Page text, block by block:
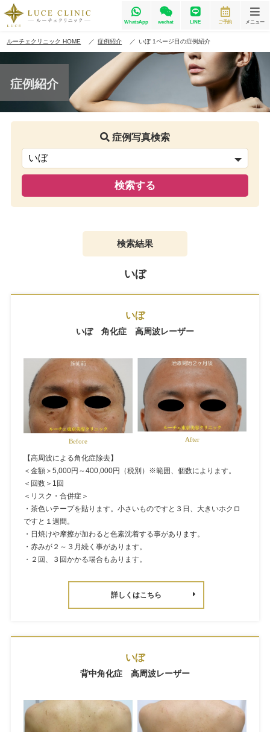
メニュー
ご予約
LINE
wechat
WhatsApp
ルーチェクリニック HOME 症例紹介 いぼ 1ページ目の症例紹介
症例紹介
症例写真検索
検索結果
いぼ
いぼ
いぼ 角化症 高周波レーザー
Before After
【高周波による角化症除去】
＜金額＞5,000円～400,000円（税別）※範囲、個数によります。
＜回数＞1回
＜リスク・合併症＞
・茶色いテープを貼ります。小さいものですと３日、大きいホクロ
ですと１週間。
・日焼けや摩擦が加わると色素沈着する事があります。
・赤みが２～３月続く事があります。
・２回、３回かかる場合もあります。
詳しくはこちら
いぼ
背中角化症 高周波レーザー